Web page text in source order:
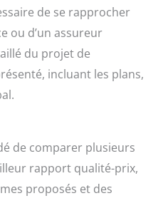
de se rapprocher
ou d’un assureur
du projet de
incluant les plans,
de comparer plusieurs
rapport qualité-prix,
proposés et des